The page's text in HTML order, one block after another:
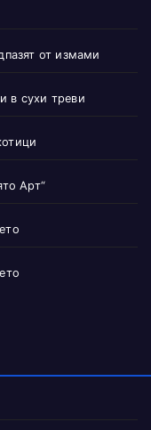
от измами
в сухи треви
Арт“